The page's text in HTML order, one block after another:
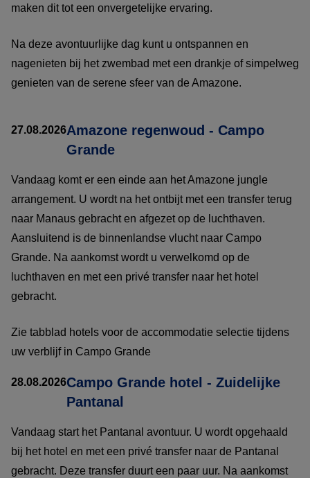
maken dit tot een onvergetelijke ervaring.
Na deze avontuurlijke dag kunt u ontspannen en
nagenieten bij het zwembad met een drankje of simpelweg
genieten van de serene sfeer van de Amazone.
27.08.2026Amazone regenwoud - Campo
Grande
Vandaag komt er een einde aan het Amazone jungle
arrangement. U wordt na het ontbijt met een transfer terug
naar Manaus gebracht en afgezet op de luchthaven.
Aansluitend is de binnenlandse vlucht naar Campo
Grande. Na aankomst wordt u verwelkomd op de
luchthaven en met een privé transfer naar het hotel
gebracht.
Zie tabblad hotels voor de accommodatie selectie tijdens
uw verblijf in Campo Grande
28.08.2026Campo Grande hotel - Zuidelijke
Pantanal
Vandaag start het Pantanal avontuur. U wordt opgehaald
bij het hotel en met een privé transfer naar de Pantanal
gebracht. Deze transfer duurt een paar uur. Na aankomst